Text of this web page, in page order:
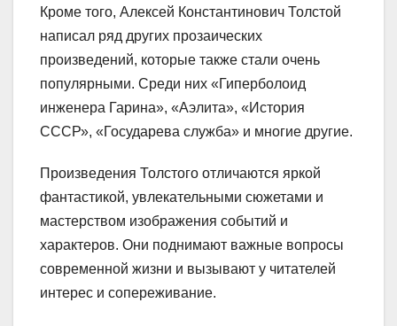
Кроме того, Алексей Константинович Толстой
написал ряд других прозаических
произведений, которые также стали очень
популярными. Среди них «Гиперболоид
инженера Гарина», «Аэлита», «История
СССР», «Государева служба» и многие другие.
Произведения Толстого отличаются яркой
фантастикой, увлекательными сюжетами и
мастерством изображения событий и
характеров. Они поднимают важные вопросы
современной жизни и вызывают у читателей
интерес и сопереживание.